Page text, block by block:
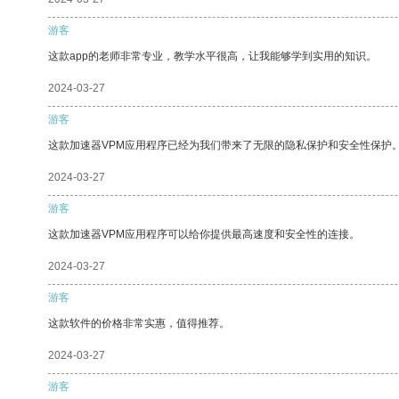
游客
这款app的老师非常专业，教学水平很高，让我能够学到实用的知识。
2024-03-27
游客
这款加速器VPM应用程序已经为我们带来了无限的隐私保护和安全性保护
2024-03-27
游客
这款加速器VPM应用程序可以给你提供最高速度和安全性的连接。
2024-03-27
游客
这款软件的价格非常实惠，值得推荐。
2024-03-27
游客